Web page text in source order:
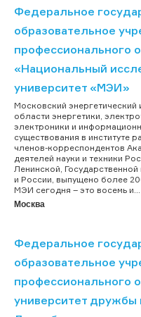
Федеральное
образовательное
профессионального
«Национальный
университет «МЭИ»
Московский энергетический
области энергетики,
электроники и
существования в институте
членов-корреспондентов
деятелей науки и техники
Ленинской,
и России, выпущено более
МЭИ сегодня – это восемь и...
Москва
Федеральное
образовательное
профессионального
университет дружбы